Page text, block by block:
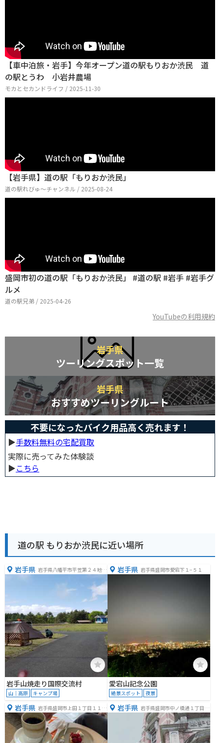
【車中泊旅・岩手】今年オープン道の駅もりおか渋民 道
の駅とうわ 小岩井農場
モカとセカンドライフ / 2025-11-30
【岩手県】道の駅「もりおか渋民」
道の駅れびゅ〜チャンネル / 2025-08-24
盛岡市初の道の駅「もりおか渋民」 #道の駅 #岩手 #岩手グ
ルメ
道の駅兄弟 / 2025-04-26
YouTubeの利用規約
岩手県
ツーリングスポット一覧
岩手県
おすすめツーリングルート
不要になったバイク用品高く売れます！
▶︎手数料無料の宅配買取
実際に売ってみた体験談
▶︎こちら
道の駅 もりおか渋民に近い場所
岩手県 岩手県八幡平市平笠第２４地割
岩手山焼走り国際交流村
山｜高原 キャンプ場
岩手県 岩手県盛岡市愛宕下１−５１
愛宕山記念公園
絶景スポット 夜景
岩手県 岩手県盛岡市上田１丁目１１
−２３
岩手県 岩手県盛岡市中ノ橋通１丁目２
−２０